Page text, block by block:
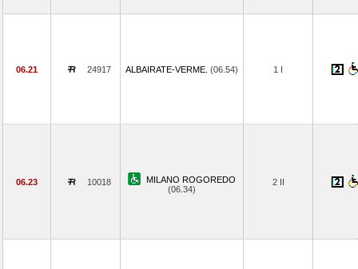
06.21 24917 ALBAIRATE-VERME. (06.54) 1 I
06.23 10018
MILANO ROGOREDO
(06.34)
2 II